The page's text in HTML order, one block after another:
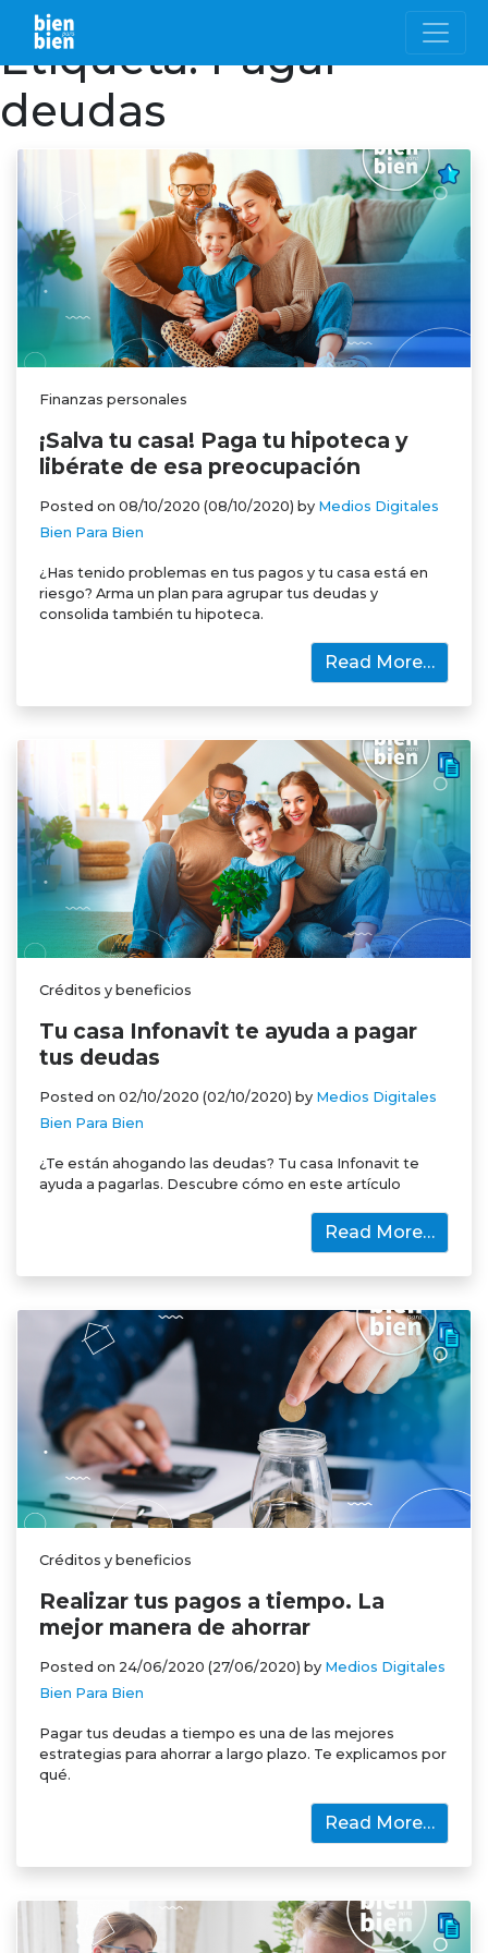
Etiqueta:Pagar
deudas
Finanzas personales
¡Salva tu casa! Paga tu hipoteca y
libérate de esa preocupación
Posted on 08/10/2020 (08/10/2020) by Medios Digitales
Bien Para Bien
¿Has tenido problemas en tus pagos y tu casa está en
riesgo? Arma un plan para agrupar tus deudas y
consolida también tu hipoteca.
Read More…
Créditos y beneficios
Tu casa Infonavit te ayuda a pagar
tus deudas
Posted on 02/10/2020 (02/10/2020) by Medios Digitales
Bien Para Bien
¿Te están ahogando las deudas? Tu casa Infonavit te
ayuda a pagarlas. Descubre cómo en este artículo
Read More…
Créditos y beneficios
Realizar tus pagos a tiempo. La
mejor manera de ahorrar
Posted on 24/06/2020 (27/06/2020) by Medios Digitales
Bien Para Bien
Pagar tus deudas a tiempo es una de las mejores
estrategias para ahorrar a largo plazo. Te explicamos por
qué.
Read More…